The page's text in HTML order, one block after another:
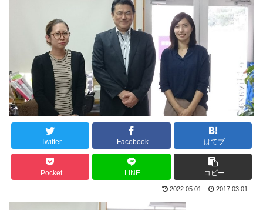
Twitter Facebook はてブ
Pocket LINE コピー
2022.05.01 2017.03.01